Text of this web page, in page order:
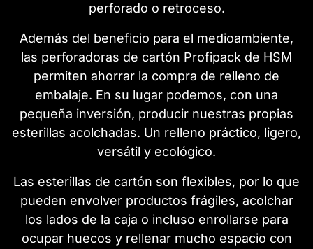
perforado o retroceso.
Además del beneficio para el medioambiente,
las perforadoras de cartón Profipack de HSM
permiten ahorrar la compra de relleno de
embalaje. En su lugar podemos, con una
pequeña inversión, producir nuestras propias
esterillas acolchadas. Un relleno práctico, ligero,
versátil y ecológico.
Las esterillas de cartón son flexibles, por lo que
pueden envolver productos frágiles, acolchar
los lados de la caja o incluso enrollarse para
ocupar huecos y rellenar mucho espacio con